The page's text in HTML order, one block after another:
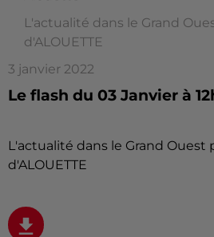
L'actualité dans le Grand
d'ALOUETTE
3 janvier 2022
Le flash du 03 Janvier à
L'actualité dans le Grand Ouest
d'ALOUETTE